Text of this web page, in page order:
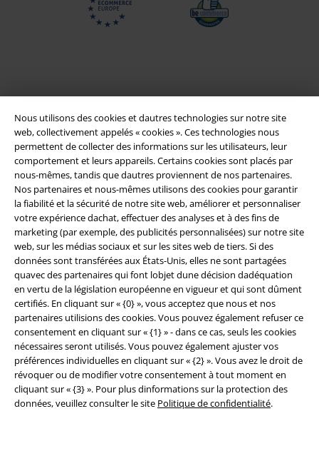
Nous utilisons des cookies et dautres technologies sur notre site
web, collectivement appelés « cookies ». Ces technologies nous
permettent de collecter des informations sur les utilisateurs, leur
comportement et leurs appareils. Certains cookies sont placés par
nous-mêmes, tandis que dautres proviennent de nos partenaires.
Nos partenaires et nous-mêmes utilisons des cookies pour garantir
la fiabilité et la sécurité de notre site web, améliorer et personnaliser
votre expérience dachat, effectuer des analyses et à des fins de
marketing (par exemple, des publicités personnalisées) sur notre site
web, sur les médias sociaux et sur les sites web de tiers. Si des
données sont transférées aux États-Unis, elles ne sont partagées
quavec des partenaires qui font lobjet dune décision dadéquation
en vertu de la législation européenne en vigueur et qui sont dûment
certifiés. En cliquant sur « {0} », vous acceptez que nous et nos
partenaires utilisions des cookies. Vous pouvez également refuser ce
consentement en cliquant sur « {1} » - dans ce cas, seuls les cookies
nécessaires seront utilisés. Vous pouvez également ajuster vos
préférences individuelles en cliquant sur « {2} ». Vous avez le droit de
révoquer ou de modifier votre consentement à tout moment en
cliquant sur « {3} ». Pour plus dinformations sur la protection des
données, veuillez consulter le site Politique de confidentialité.
Légal
Conditions générales
Éditeur
Clauses de confidentialité
Élimination des déchets et protection de l'environnement
Déclaration de Conformité
Informations sur l'accessibilité
Paramètres des Cookies